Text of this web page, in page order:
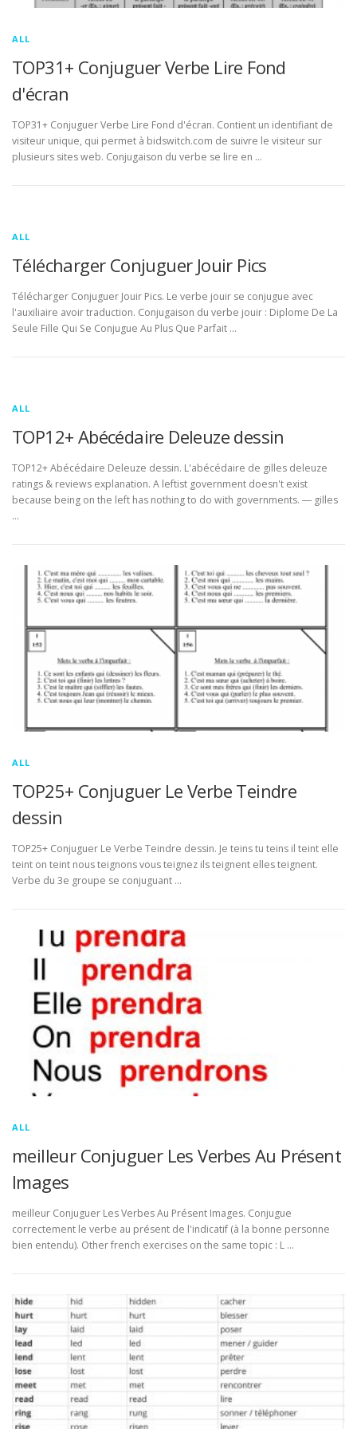
ALL
TOP31+ Conjuguer Verbe Lire Fond
d'écran
TOP31+ Conjuguer Verbe Lire Fond d'écran. Contient un identifiant de
visiteur unique, qui permet à bidswitch.com de suivre le visiteur sur
plusieurs sites web. Conjugaison du verbe se lire en …
ALL
Télécharger Conjuguer Jouir Pics
Télécharger Conjuguer Jouir Pics. Le verbe jouir se conjugue avec
l'auxiliaire avoir traduction. Conjugaison du verbe jouir : Diplome De La
Seule Fille Qui Se Conjugue Au Plus Que Parfait …
ALL
TOP12+ Abécédaire Deleuze dessin
TOP12+ Abécédaire Deleuze dessin. L'abécédaire de gilles deleuze
ratings & reviews explanation. A leftist government doesn't exist
because being on the left has nothing to do with governments. ― gilles
…
ALL
TOP25+ Conjuguer Le Verbe Teindre
dessin
TOP25+ Conjuguer Le Verbe Teindre dessin. Je teins tu teins il teint elle
teint on teint nous teignons vous teignez ils teignent elles teignent.
Verbe du 3e groupe se conjuguant …
ALL
meilleur Conjuguer Les Verbes Au Présent
Images
meilleur Conjuguer Les Verbes Au Présent Images. Conjugue
correctement le verbe au présent de l'indicatif (à la bonne personne
bien entendu). Other french exercises on the same topic : L …